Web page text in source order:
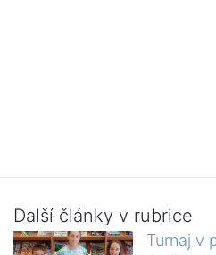
Další články v rubrice
Turnaj v